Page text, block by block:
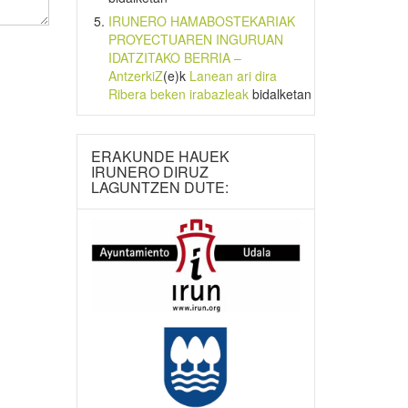
IRUNERO HAMABOSTEKARIAK
PROYECTUAREN INGURUAN
IDATZITAKO BERRIA –
AntzerkiZ(e)k Lanean ari dira
Ribera beken irabazleakbidalketan
ERAKUNDE HAUEK
IRUNERO DIRUZ
LAGUNTZEN DUTE: